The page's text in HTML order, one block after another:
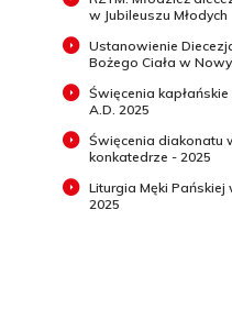
w Jubileuszu Młodych
Ustanowienie
Bożego Ciała w
Święcenia
A.D. 2025
Święcenia diakonatu
konkatedrze - 2025
Liturgia Męki
2025